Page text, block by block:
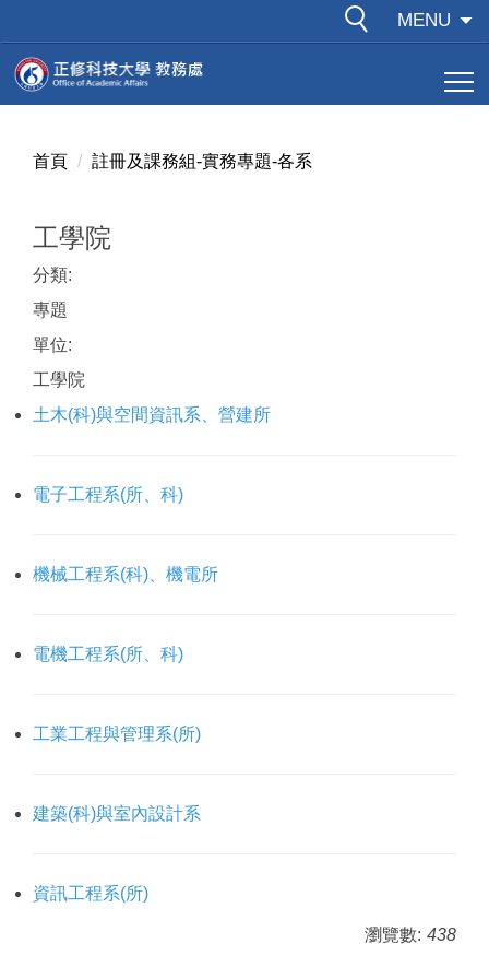
到
主
要
MENU
首頁 註冊及課務組-實務專題-各系
工學院
分類:
專題
單位:
工學院
土木(科)與空間資訊系、營建所
電子工程系(所、科)
機械工程系(科)、機電所
電機工程系(所、科)
工業工程與管理系(所)
建築(科)與室內設計系
資訊工程系(所)
瀏覽數: 438